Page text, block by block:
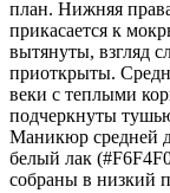
план. Нижняя
прикасается к
вытянуты, взгляд
приоткрыты.
веки с теплыми
подчеркнуты
Маникюр средней
белый лак
собраны в низкий